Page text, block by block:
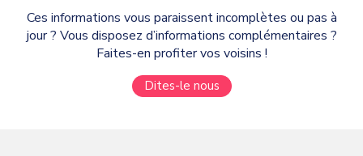
Ces informations vous paraissent incomplètes ou pas à
jour ? Vous disposez d’informations complémentaires ?
Faites-en profiter vos voisins !
Dites-le nous